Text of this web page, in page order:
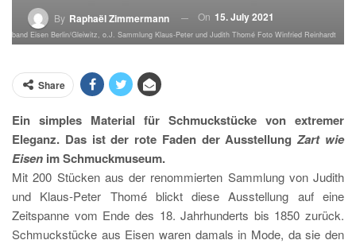
By Raphaël Zimmermann On 15. July 2021
Eisen Berlin/Gleiwitz, o.J. Sammlung Klaus-Peter und Judith Thomé Foto Winfried Reinhardt
Share
Ein simples Material für Schmuckstücke von extremer
Eleganz. Das ist der rote Faden der AusstellungZart wie
Eisen im Schmuckmuseum.
Mit 200 Stücken aus der renommierten Sammlung von Judith
und Klaus-Peter Thomé blickt diese Ausstellung auf eine
Zeitspanne vom Ende des 18. Jahrhunderts bis 1850 zurück.
Schmuckstücke aus Eisen waren damals in Mode, da sie den